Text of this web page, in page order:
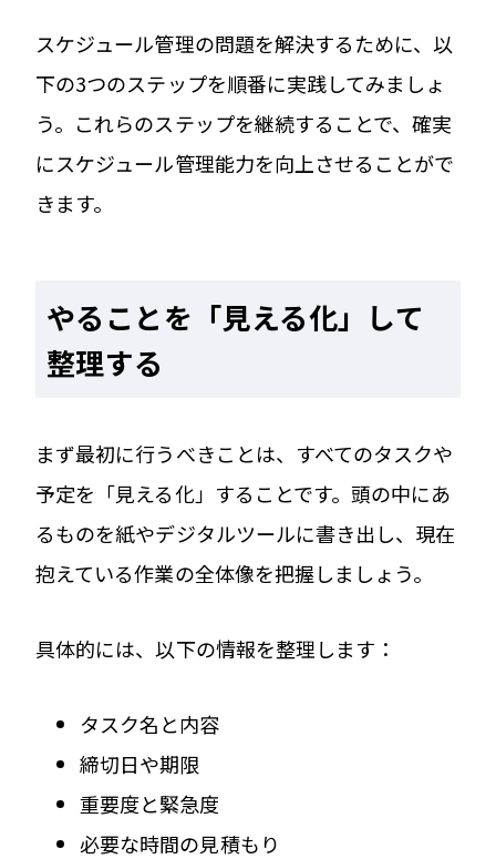
スケジュール管理の問題を解決するために、以
下の3つのステップを順番に実践してみましょ
う。これらのステップを継続することで、確実
にスケジュール管理能力を向上させることがで
きます。
やることを「見える化」して
整理する
まず最初に行うべきことは、すべてのタスクや
予定を「見える化」することです。頭の中にあ
るものを紙やデジタルツールに書き出し、現在
抱えている作業の全体像を把握しましょう。
具体的には、以下の情報を整理します：
タスク名と内容
締切日や期限
重要度と緊急度
必要な時間の見積もり